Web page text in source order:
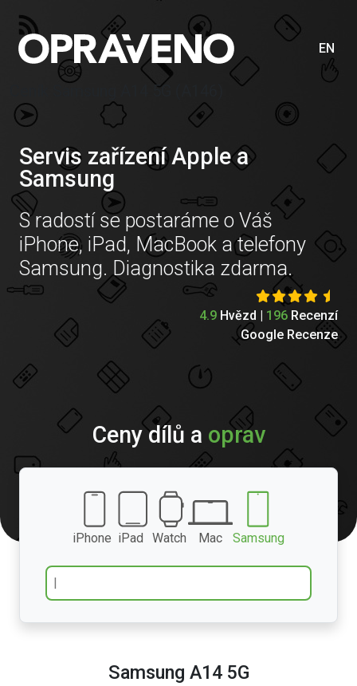
EN
Ceník Samsung A14 5G (A146)
Servis zařízení Apple a
Samsung
S radostí se postaráme o Váš
iPhone, iPad, MacBook a telefony
Samsung. Diagnostika zdarma.
4.9 Hvězd | 196 Recenzí
Google Recenze
Ceny dílů a oprav
iPhone iPad Watch Mac Samsung
Samsung A14 5G